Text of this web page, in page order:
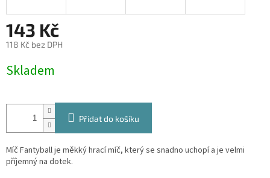
143 Kč
118 Kč bez DPH
cena:
Skladem
Přidat do košíku
Míč Fantyball je měkký hrací míč, který se snadno uchopí a je velmi
příjemný na dotek.